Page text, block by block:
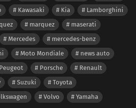
Kawasaki Kia
Lamborghini
marquez
maserati
Mercedes
mercedes-benz
Moto Mondiale
news auto
Peugeot Porsche
Renault
Suzuki
Toyota
Volvo Yamaha